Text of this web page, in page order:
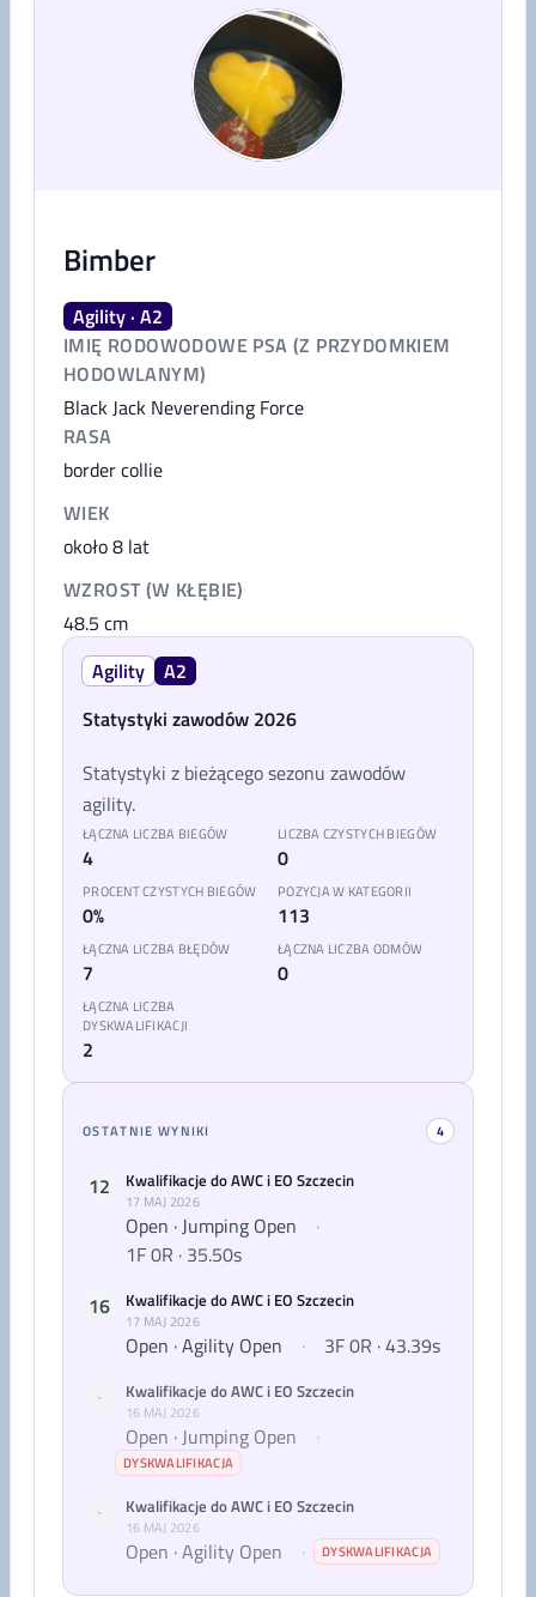
Bimber
Agility · A2
IMIĘ RODOWODOWE PSA (Z PRZYDOMKIEM
HODOWLANYM)
Black Jack Neverending Force
RASA
border collie
WIEK
około 8 lat
WZROST (W KŁĘBIE)
48.5 cm
Agility
A2
Statystyki zawodów 2026
Statystyki z bieżącego sezonu zawodów
agility.
ŁĄCZNA LICZBA BIEGÓW
4
LICZBA CZYSTYCH BIEGÓW
0
PROCENT CZYSTYCH BIEGÓW
0%
POZYCJA W KATEGORII
113
ŁĄCZNA LICZBA BŁĘDÓW
7
ŁĄCZNA LICZBA ODMÓW
0
ŁĄCZNA LICZBA
DYSKWALIFIKACJI
2
OSTATNIE WYNIKI 4
12 Kwalifikacje do AWC i EO Szczecin
17 MAJ 2026
Open · Jumping Open
·
1F 0R · 35.50s
16
Kwalifikacje do AWC i EO Szczecin
17 MAJ 2026
Open · Agility Open · 3F 0R · 43.39s
- Kwalifikacje do AWC i EO Szczecin
16 MAJ 2026
Open · Jumping Open ·
DYSKWALIFIKACJA
- Kwalifikacje do AWC i EO Szczecin
16 MAJ 2026
Open · Agility Open · DYSKWALIFIKACJA